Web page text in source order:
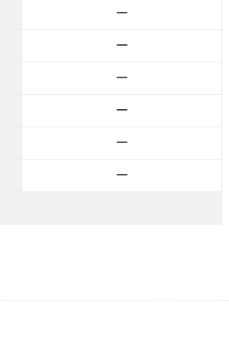
ー
ー
ー
ー
ー
ー